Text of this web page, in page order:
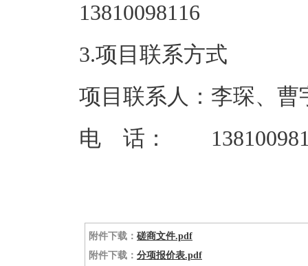
3.项目联系方式
项目联系人：李琛、曹
电 话：
附件下载： 磋商文件.pdf
附件下载： 分项报价表.pdf